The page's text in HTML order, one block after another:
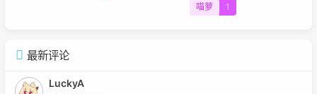
喵萝 1
最新评论
LuckyA